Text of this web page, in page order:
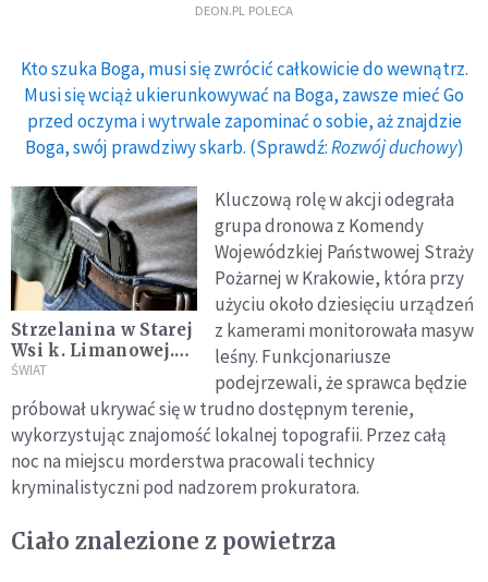
DEON.PL POLECA
Kto szuka Boga, musi się zwrócić całkowicie do wewnątrz.
Musi się wciąż ukierunkowywać na Boga, zawsze mieć Go
przed oczyma i wytrwale zapominać o sobie, aż znajdzie
Boga, swój prawdziwy skarb. (Sprawdź:Rozwój duchowy)
Strzelanina w Starej
Wsi k. Limanowej.
Nie żyje młode
policyjna obława
ŚWIAT
Kluczową rolę w akcji odegrała
grupa dronowa z Komendy
Wojewódzkiej Państwowej Straży
Pożarnej w Krakowie, która przy
użyciu około dziesięciu urządzeń
z kamerami monitorowała masyw
leśny. Funkcjonariusze
podejrzewali, że sprawca będzie
próbował ukrywać się w trudno dostępnym terenie,
wykorzystując znajomość lokalnej topografii. Przez całą
noc na miejscu morderstwa pracowali technicy
kryminalistyczni pod nadzorem prokuratora.
Ciało znalezione z powietrza